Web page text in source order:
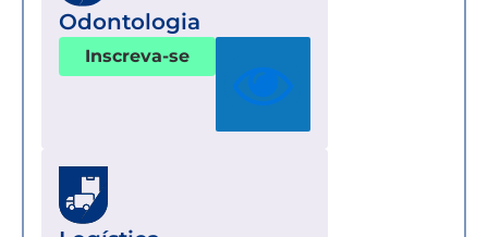
Odontologia
Inscreva-se